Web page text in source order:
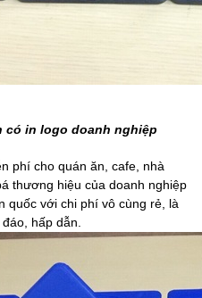
có in logo doanh nghiệp
phí cho quán ăn, cafe, nhà
thương hiệu của doanh nghiệp
quốc với chi phí vô cùng rẻ, là
hấp dẫn.